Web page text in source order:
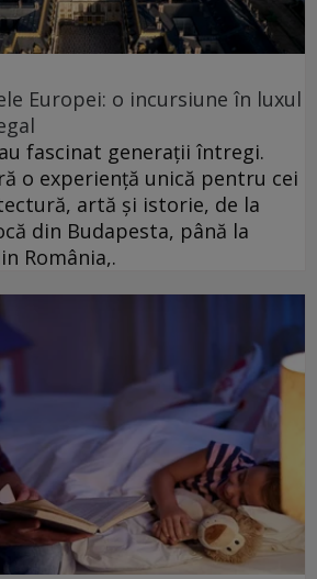
Europei: o incursiune în luxul
fascinat generații întregi.
o experiență unică pentru cei
artă și istorie, de la
din Budapesta, până la
România,.